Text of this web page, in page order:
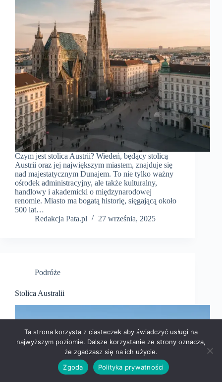
Czym jest stolica Austrii? Wiedeń, będący stolicą
Austrii oraz jej największym miastem, znajduje się
nad majestatycznym Dunajem. To nie tylko ważny
ośrodek administracyjny, ale także kulturalny,
handlowy i akademicki o międzynarodowej
renomie. Miasto ma bogatą historię, sięgającą około
500 lat…
Redakcja Pata.pl
27 września, 2025
Podróże
Stolica Australii
Ta strona korzysta z ciasteczek aby świadczyć usługi na
najwyższym poziomie. Dalsze korzystanie ze strony oznacza,
że zgadzasz się na ich użycie.
Zgoda
Polityka prywatności